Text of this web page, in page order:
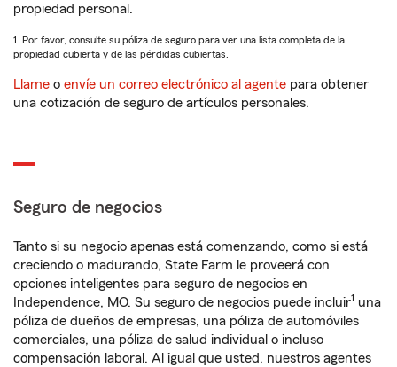
propiedad personal.
1. Por favor, consulte su póliza de seguro para ver una lista completa de la
propiedad cubierta y de las pérdidas cubiertas.
Llame o envíe un correo electrónico al agente para obtener
una cotización de seguro de artículos personales.
Seguro de negocios
Tanto si su negocio apenas está comenzando, como si está
creciendo o madurando, State Farm le proveerá con
opciones inteligentes para seguro de negocios en
Independence, MO. Su seguro de negocios puede incluir1 una
póliza de dueños de empresas, una póliza de automóviles
comerciales, una póliza de salud individual o incluso
compensación laboral. Al igual que usted, nuestros agentes